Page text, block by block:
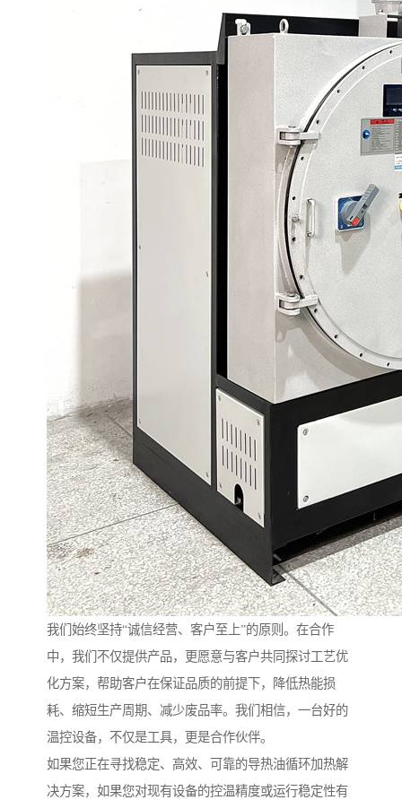
我们始终坚持“诚信经营、客户至上”的原则。在合作
中，我们不仅提供产品，更愿意与客户共同探讨工艺优
化方案，帮助客户在保证品质的前提下，降低热能损
耗、缩短生产周期、减少废品率。我们相信，一台好的
温控设备，不仅是工具，更是合作伙伴。
如果您正在寻找稳定、高效、可靠的导热油循环加热解
决方案，如果您对现有设备的控温精度或运行稳定性有